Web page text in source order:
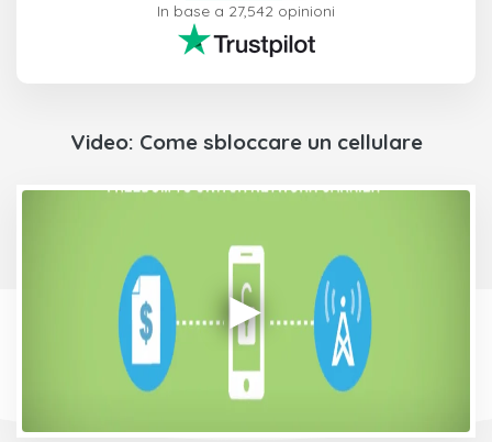
In base a 27,542 opinioni
Video: Come sbloccare un cellulare